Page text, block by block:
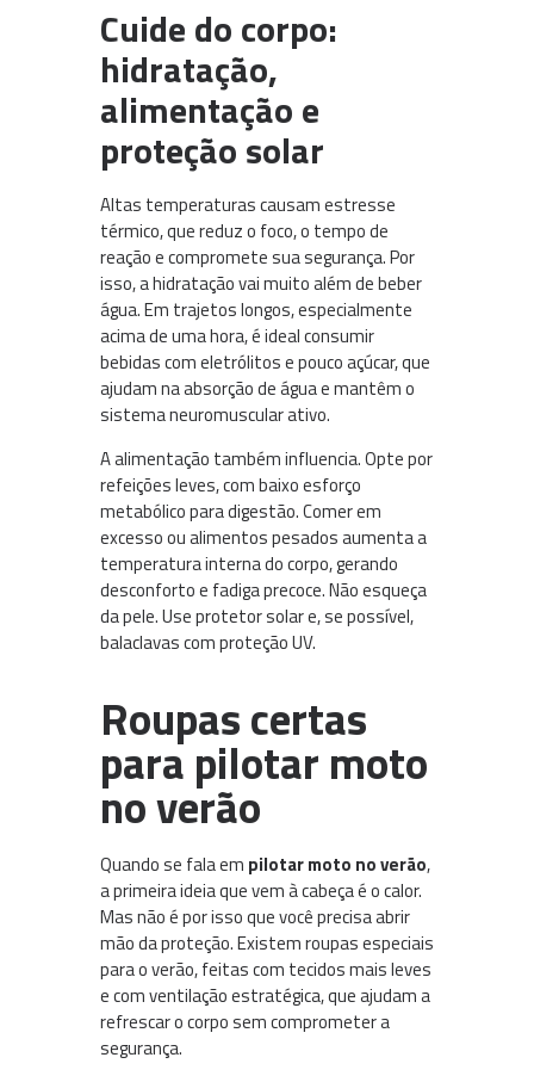
Cuide do corpo:
hidratação,
alimentação e
proteção solar
Altas temperaturas causam estresse
térmico, que reduz o foco, o tempo de
reação e compromete sua segurança. Por
isso, a hidratação vai muito além de beber
água. Em trajetos longos, especialmente
acima de uma hora, é ideal consumir
bebidas com eletrólitos e pouco açúcar, que
ajudam na absorção de água e mantêm o
sistema neuromuscular ativo.
A alimentação também influencia. Opte por
refeições leves, com baixo esforço
metabólico para digestão. Comer em
excesso ou alimentos pesados aumenta a
temperatura interna do corpo, gerando
desconforto e fadiga precoce. Não esqueça
da pele. Use protetor solar e, se possível,
balaclavas com proteção UV.
Roupas certas
para pilotar moto
no verão
Quando se fala em pilotar moto no verão,
a primeira ideia que vem à cabeça é o calor.
Mas não é por isso que você precisa abrir
mão da proteção. Existem roupas especiais
para o verão, feitas com tecidos mais leves
e com ventilação estratégica, que ajudam a
refrescar o corpo sem comprometer a
segurança.